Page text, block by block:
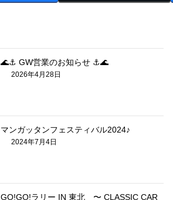
🌊⚓ GW営業のお知らせ ⚓🌊
2026年4月28日
マンガッタンフェスティバル2024♪
2024年7月4日
GO!GO!ラリー IN 東北 〜 CLASSIC CAR